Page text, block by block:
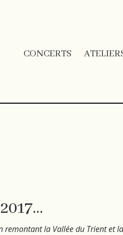
CONCERTS
la Vallée du Trient et